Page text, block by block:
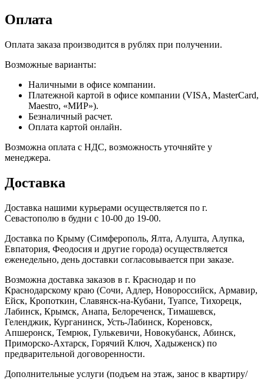
Оплата
Оплата заказа производится в рублях при получении.
Возможные варианты:
Наличными в офисе компании.
Платежной картой в офисе компании (VISA, MasterCard,
Maestro, «МИР»).
Безналичный расчет.
Оплата картой онлайн.
Возможна оплата с НДС, возможность уточняйте у
менеджера.
Доставка
Доставка нашими курьерами осуществляется по г.
Севастополю в будни с 10-00 до 19-00.
Доставка по Крыму (Симферополь, Ялта, Алушта, Алупка,
Евпатория, Феодосия и другие города) осуществляется
еженедельно, день доставки согласовывается при заказе.
Возможна доставка заказов в г. Краснодар и по
Краснодарскому краю (Сочи, Адлер, Новороссийск, Армавир,
Ейск, Кропоткин, Славянск-на-Кубани, Туапсе, Тихорецк,
Лабинск, Крымск, Анапа, Белореченск, Тимашевск,
Геленджик, Курганинск, Усть-Лабинск, Кореновск,
Апшеронск, Темрюк, Гулькевичи, Новокубанск, Абинск,
Приморско-Ахтарск, Горячий Ключ, Хадыженск) по
предварительной договоренности.
Дополнительные услуги (подъем на этаж, занос в квартиру/